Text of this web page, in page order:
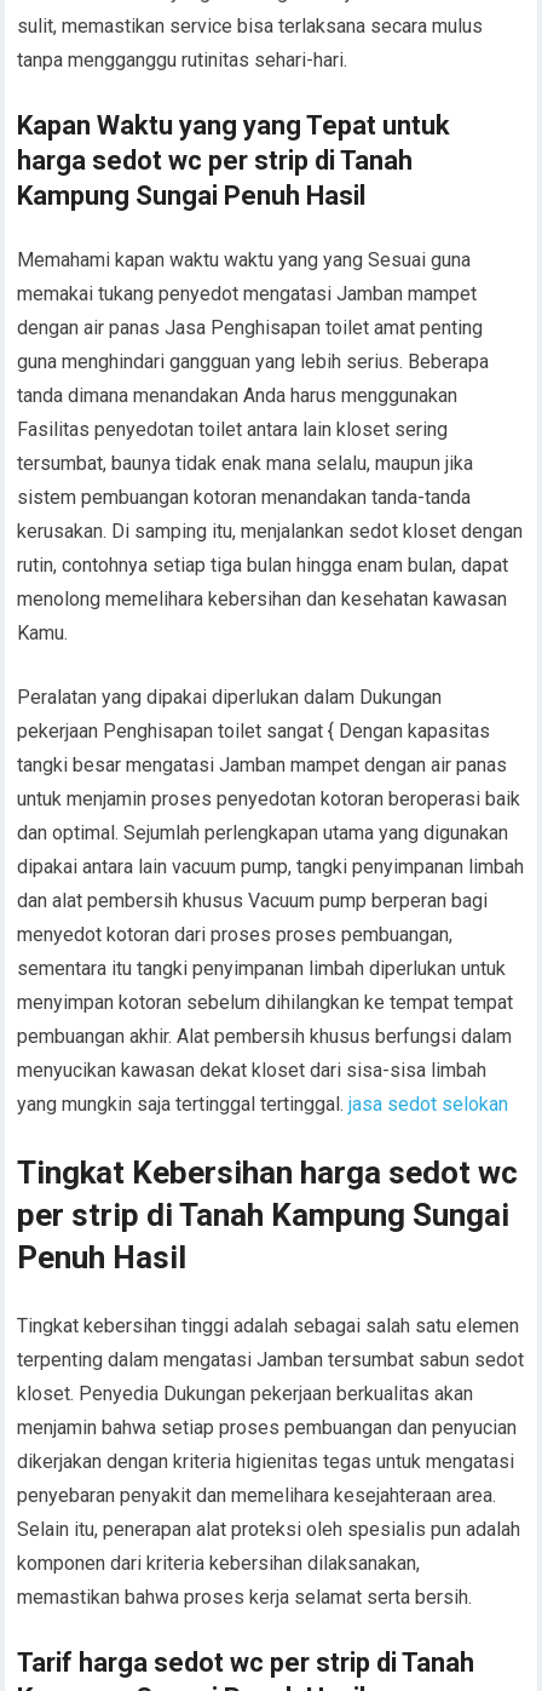
sulit, memastikan service bisa terlaksana secara mulus
tanpa mengganggu rutinitas sehari-hari.
Kapan Waktu yang yang Tepat untuk
harga sedot wc per strip di Tanah
Kampung Sungai Penuh Hasil
Memahami kapan waktu waktu yang yang Sesuai guna
memakai tukang penyedot mengatasi Jamban mampet
dengan air panas Jasa Penghisapan toilet amat penting
guna menghindari gangguan yang lebih serius. Beberapa
tanda dimana menandakan Anda harus menggunakan
Fasilitas penyedotan toilet antara lain kloset sering
tersumbat, baunya tidak enak mana selalu, maupun jika
sistem pembuangan kotoran menandakan tanda-tanda
kerusakan. Di samping itu, menjalankan sedot kloset dengan
rutin, contohnya setiap tiga bulan hingga enam bulan, dapat
menolong memelihara kebersihan dan kesehatan kawasan
Kamu.
Peralatan yang dipakai diperlukan dalam Dukungan
pekerjaan Penghisapan toilet sangat { Dengan kapasitas
tangki besar mengatasi Jamban mampet dengan air panas
untuk menjamin proses penyedotan kotoran beroperasi baik
dan optimal. Sejumlah perlengkapan utama yang digunakan
dipakai antara lain vacuum pump, tangki penyimpanan limbah
dan alat pembersih khusus Vacuum pump berperan bagi
menyedot kotoran dari proses proses pembuangan,
sementara itu tangki penyimpanan limbah diperlukan untuk
menyimpan kotoran sebelum dihilangkan ke tempat tempat
pembuangan akhir. Alat pembersih khusus berfungsi dalam
menyucikan kawasan dekat kloset dari sisa-sisa limbah
yang mungkin saja tertinggal tertinggal.jasa sedot selokan
Tingkat Kebersihan harga sedot wc
per strip di Tanah Kampung Sungai
Penuh Hasil
Tingkat kebersihan tinggi adalah sebagai salah satu elemen
terpenting dalam mengatasi Jamban tersumbat sabun sedot
kloset. Penyedia Dukungan pekerjaan berkualitas akan
menjamin bahwa setiap proses pembuangan dan penyucian
dikerjakan dengan kriteria higienitas tegas untuk mengatasi
penyebaran penyakit dan memelihara kesejahteraan area.
Selain itu, penerapan alat proteksi oleh spesialis pun adalah
komponen dari kriteria kebersihan dilaksanakan,
memastikan bahwa proses kerja selamat serta bersih.
Tarif harga sedot wc per strip di Tanah